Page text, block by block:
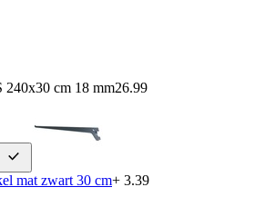
240x30 cm 18 mm26.99
mat zwart 30 cm+ 3.39